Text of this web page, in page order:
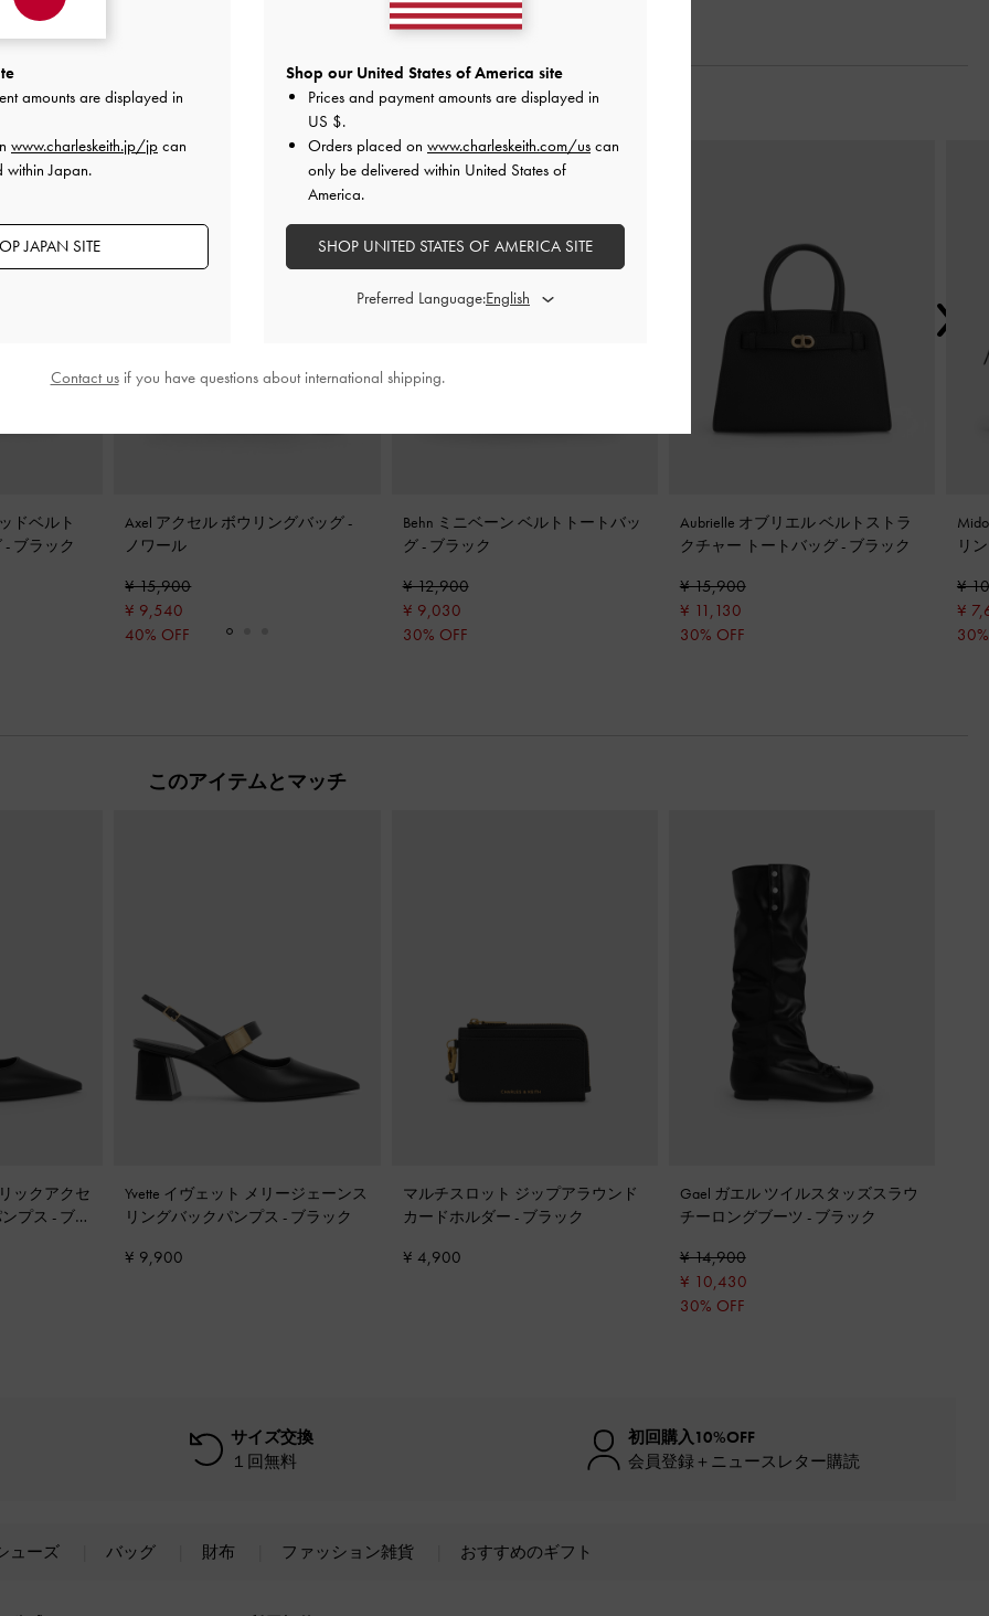
おすすめのアイテム
ドベルト
- ブラック
Axel アクセル ボウリングバッグ -
ノワール
¥ 15,900
¥ 9,540
40% OFF
Behn ミニベーン ベルトトートバッ
グ - ブラック
¥ 12,900
¥ 9,030
30% OFF
Aubrielle オブリエル ベルトストラ
クチャー トートバッグ - ブラック
¥ 15,900
¥ 11,130
30% OFF
リ
¥
¥
このアイテムとマッチ
ックアクセ
プス - ブラ
Yvette イヴェット メリージェーンス
リングバックパンプス - ブラック
¥ 9,900
マルチスロット ジップアラウンド
カードホルダー - ブラック
¥ 4,900
Gael ガエル ツイルスタッズスラウ
チーロングブーツ - ブラック
¥ 14,900
¥ 10,430
30% OFF
サイズ交換
１回無料
初回購入10%OFF
会員登録＋ニュースレター購読
ューズ バッグ 財布 ファッション雑貨 おすすめのギフト
amounts are displayed in
www.charleskeith.jp/jp can
within Japan.
JAPAN SITE
Shop our United States of America site
Prices and payment amounts are displayed in
US $.
Orders placed on www.charleskeith.com/us can
only be delivered within United States of
America.
SHOP UNITED STATES OF AMERICA SITE
Preferred Language:
Contact usif you have questions about international shipping.